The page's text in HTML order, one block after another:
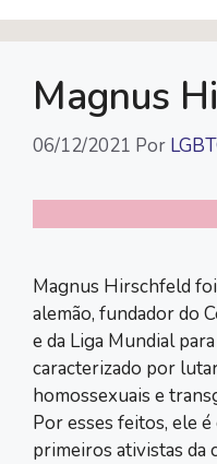
Magnus
06/12/2021 Por
Magnus Hirschfeld
alemão, fundador do
e da Liga Mundial
caracterizado por
homossexuais e
Por esses feitos, ele
primeiros ativistas da